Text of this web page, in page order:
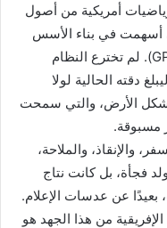
أمريكية من أصول
أسهمت في بناء الأسس
العلمية لنظام تحديد المواقع العالمي (GPS). لم تخترع النظام
دقته الحالية لولا
لشكل الأرض، والتي سمحت
مسبوقة.
والإنقاذ، والملاحة،
فجأة، بل كانت نتاج
عن عدسات الإعلام.
من هذا الجهد هو